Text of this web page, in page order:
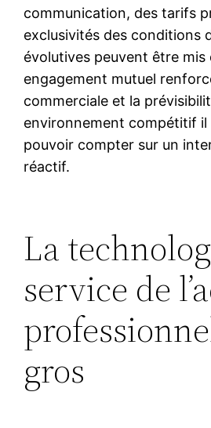
communication, des tarifs
exclusivités des conditions
évolutives peuvent être mis
engagement mutuel
commerciale et la
environnement compétitif il
pouvoir compter sur un
réactif.
La
service de
gros